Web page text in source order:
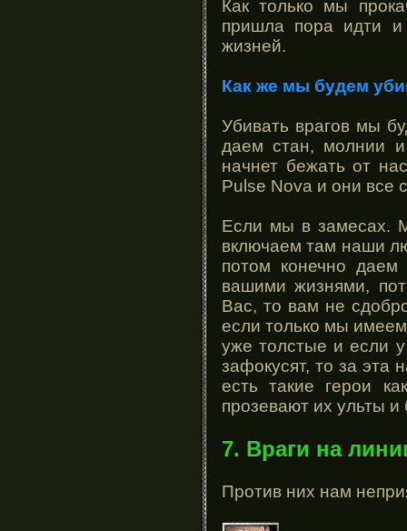
Как только мы
пришла пора идти и
жизней.
Как же мы будем
Убивать врагов мы
даем стан, молнии
начнет бежать от
Pulse Nova и они все
Если мы в замесах.
включаем там наши
потом конечно
вашими жизнями,
Вас, то вам не
если только мы
уже толстые и если
зафокусят, то за эта
есть такие герои
прозевают их ульты и
7. Враги на
Против них нам